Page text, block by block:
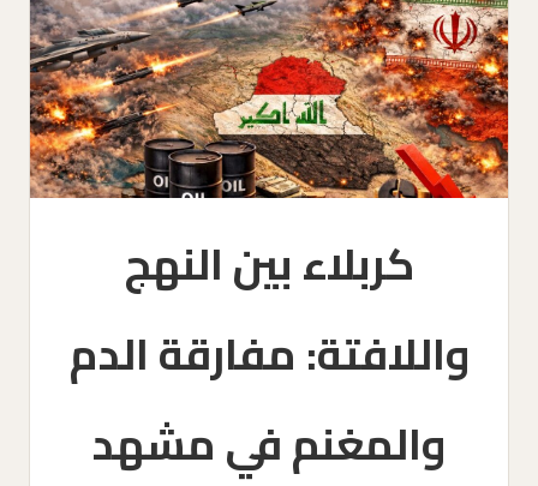
كربلاء بين النهج
واللافتة: مفارقة الدم
والمغنم في مشهد